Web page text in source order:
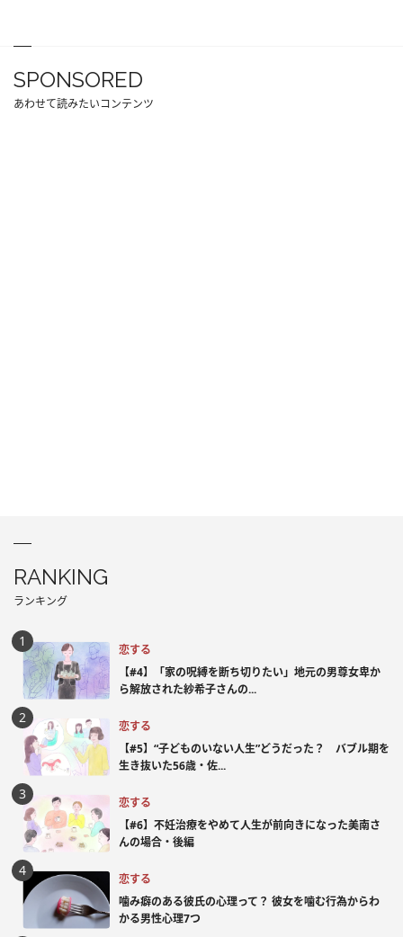
SPONSORED
あわせて読みたいコンテンツ
RANKING
ランキング
恋する
【#4】「家の呪縛を断ち切りたい」地元の男尊女卑か
ら解放された紗希子さんの...
恋する
【#5】“子どものいない人生”どうだった？ バブル期を
生き抜いた56歳・佐...
恋する
【#6】不妊治療をやめて人生が前向きになった美南さ
んの場合・後編
恋する
噛み癖のある彼氏の心理って？ 彼女を噛む行為からわ
かる男性心理7つ